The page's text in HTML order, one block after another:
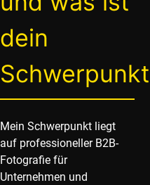
dein
Mein Schwerpunkt liegt
auf professioneller B2B-
Fotografie für
Unternehmen und